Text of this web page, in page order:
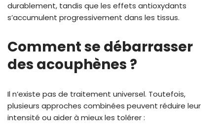
durablement, tandis que les effets antioxydants
s’accumulent progressivement dans les tissus.
Comment se débarrasser
des acouphènes ?
Il n’existe pas de traitement universel. Toutefois,
plusieurs approches combinées peuvent réduire leur
intensité ou aider à mieux les tolérer :